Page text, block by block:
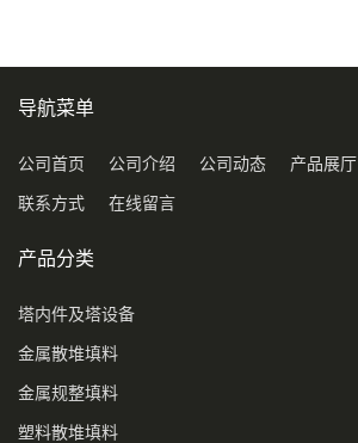
导航菜单
公司首页 公司介绍 公司动态 产品展厅
联系方式 在线留言
产品分类
塔内件及塔设备
金属散堆填料
金属规整填料
塑料散堆填料